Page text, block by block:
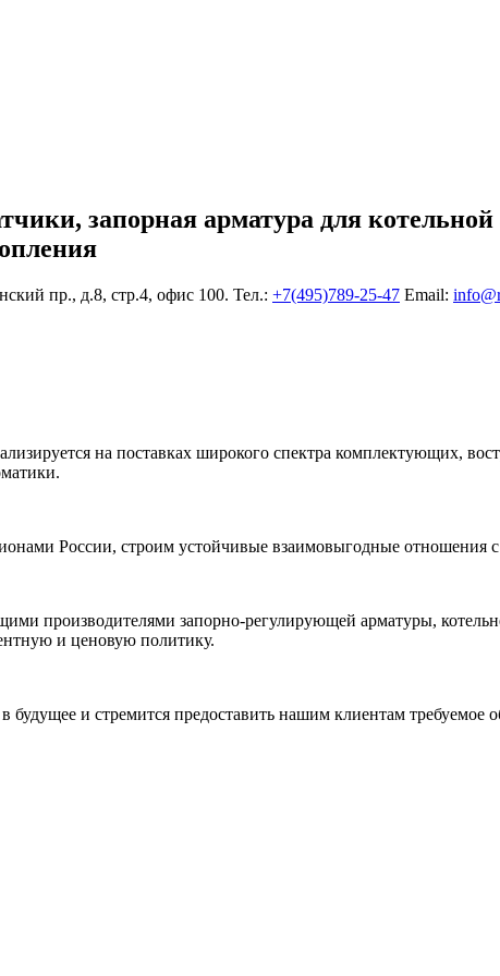
запорная арматура для
пр., д.8, стр.4, офис 100. Тел.: +7(495)789-25-47 Еmail:
на поставках широкого спектра комплектующих,
России, строим устойчивые взаимовыгодные отношения
производителями запорно-регулирующей арматуры,
и ценовую политику.
и стремится предоставить нашим клиентам требуемое